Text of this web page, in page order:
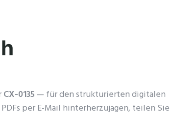
CX-0135 — für den strukturierten digitalen
per E-Mail hinterherzujagen, teilen Sie